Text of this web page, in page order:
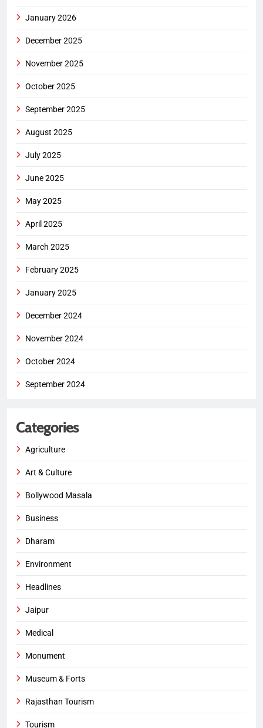
January 2026
December 2025
November 2025
October 2025
September 2025
August 2025
July 2025
June 2025
May 2025
April 2025
March 2025
February 2025
January 2025
December 2024
November 2024
October 2024
September 2024
Categories
Agriculture
Art & Culture
Bollywood Masala
Business
Dharam
Environment
Headlines
Jaipur
Medical
Monument
Museum & Forts
Rajasthan Tourism
Tourism